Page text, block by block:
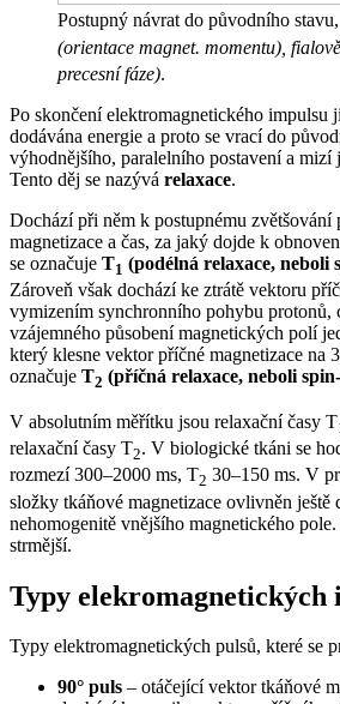
Postupný návrat do původního stavu,
(orientace magnet. momentu),
precesní fáze).
Po skončení elektromagnetického impulsu
dodávána energie a proto se vrací do
výhodnějšího, paralelního postavení a
Tento děj se nazývá relaxace.
Dochází při něm k postupnému zvětšování
magnetizace a čas, za jaký dojde k
se označuje T1 (podélná relaxace, neboli
Zároveň však dochází ke ztrátě vektoru
vymizením synchronního pohybu protonů,
vzájemného působení magnetických polí
který klesne vektor příčné magnetizace na
označuje T2 (příčná relaxace, neboli
V absolutním měřítku jsou relaxační časy T
relaxační časy T2. V biologické tkáni se
rozmezí 300–2000 ms, T2 30–150 ms. V
složky tkáňové magnetizace ovlivněn ještě
nehomogenitě vnějšího magnetického
strmější.
Typy elekromagnetických
Typy elektromagnetických pulsů, které se
90° puls – otáčející vektor tkáňové